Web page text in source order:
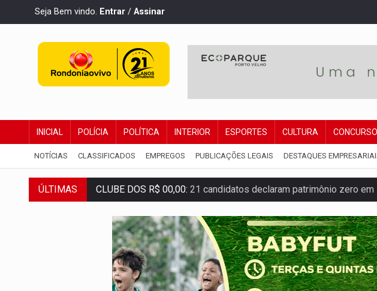
Seja Bem vindo. Entrar / Assinar
INICIAL POLÍCIA POLÍTICA INTERIOR ESPORTES CULTURA
NOTÍCIAS CLASSIFICADOS EMPREGOS PUBLICAÇÕES LEGAIS DESTAQUES
ÚLTIMAS CLUBE DOS R$ 00,00: 21 candidatos declaram patrimônio zero
INTERIOR:Ouro Preto do Oeste realiza Cavalgada da Expo Show
DESENVOLVIMENTO:Ideb avança nos anos iniciais do ensino
VULGO 'UNIÃO':Chefe de facção criminosa é preso durante
Publicação Legal:CONVOCAÇÃO DAS ELEIÇÕES: SEATER/RO